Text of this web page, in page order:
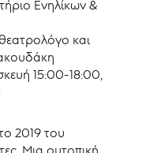
Ενηλίκων &
και
15:00-18:00,
2019 του
Μια ουτοπική